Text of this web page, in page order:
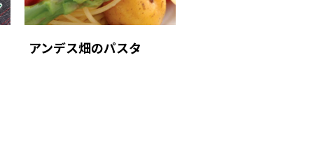
アンデス畑のパスタ